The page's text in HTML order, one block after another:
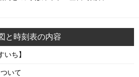
と時刻表の内容
ち】
いて